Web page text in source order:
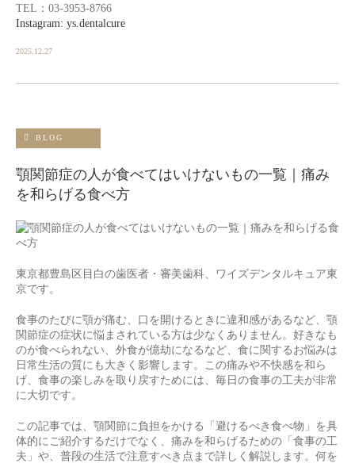
TEL：03-3953-8766
Instagram: ys.dentalcure
2025.12.27
BLOG
顎関節症の人が食べてはいけないもの一覧｜痛み
を和らげる食べ方
東京都豊島区目白の歯医者・審美歯科、ワイズデンタルキュア東
京です。
食事のたびに顎が痛む、口を開けるときに違和感があるなど、顎
関節症の症状に悩まされている方は少なくありません。好きなも
のが食べられない、外食が億劫になるなど、食に関するお悩みは
日常生活の質にも大きく影響します。この痛みや不快感を和ら
げ、食事の楽しみを取り戻すためには、毎日の食事の工夫が非常
に大切です。
この記事では、顎関節に負担をかける「避けるべき食べ物」を具
体的にご紹介するだけでなく、痛みを和らげるための「食事の工
夫」や、普段の生活で注意すべき点まで詳しく解説します。何を